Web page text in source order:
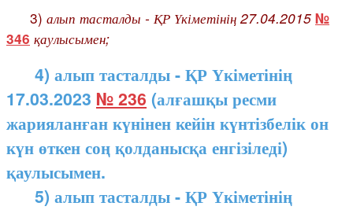
3) алып тасталды - ҚР Үкіметінің 27.04.2015 №
346 қаулысымен;
4) алып тасталды - ҚР Үкіметінің
17.03.2023 № 236 (алғашқы ресми
жарияланған күнінен кейін күнтізбелік он
күн өткен соң қолданысқа енгізіледі)
қаулысымен.
5) алып тасталды - ҚР Үкіметінің